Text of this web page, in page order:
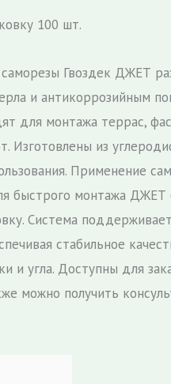
100 шт.
Гвоздек ДЖЕТ
и антикоррозийным
для монтажа террас,
Изготовлены из
Применение
быстрого монтажа ДЖЕТ
Система
стабильное
и угла. Доступны для
можно получить